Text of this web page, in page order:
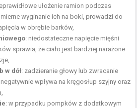
ułożenie ramion podczas
wyginanie ich na boki, prowadzi do
w obrębie barków,
: niedostateczne napięcie mięśni
sprawia, że ciało jest bardziej narażone
w dół: zadzieranie głowy lub zwracanie
wpływa na kręgosłup szyjny oraz
: w przypadku pompków z dodatkowym